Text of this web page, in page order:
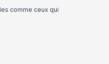
comme ceux qui